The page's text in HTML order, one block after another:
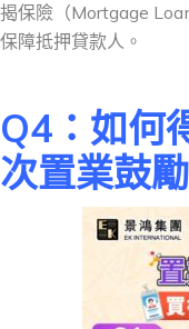
揭保險（Mortgage
保障抵押貸款人。
Q4 ：如何
次置業鼓